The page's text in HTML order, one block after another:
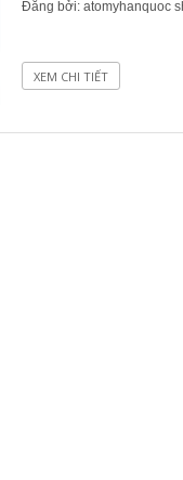
Đăng bởi: atomyhanquoc
XEM CHI TIẾT